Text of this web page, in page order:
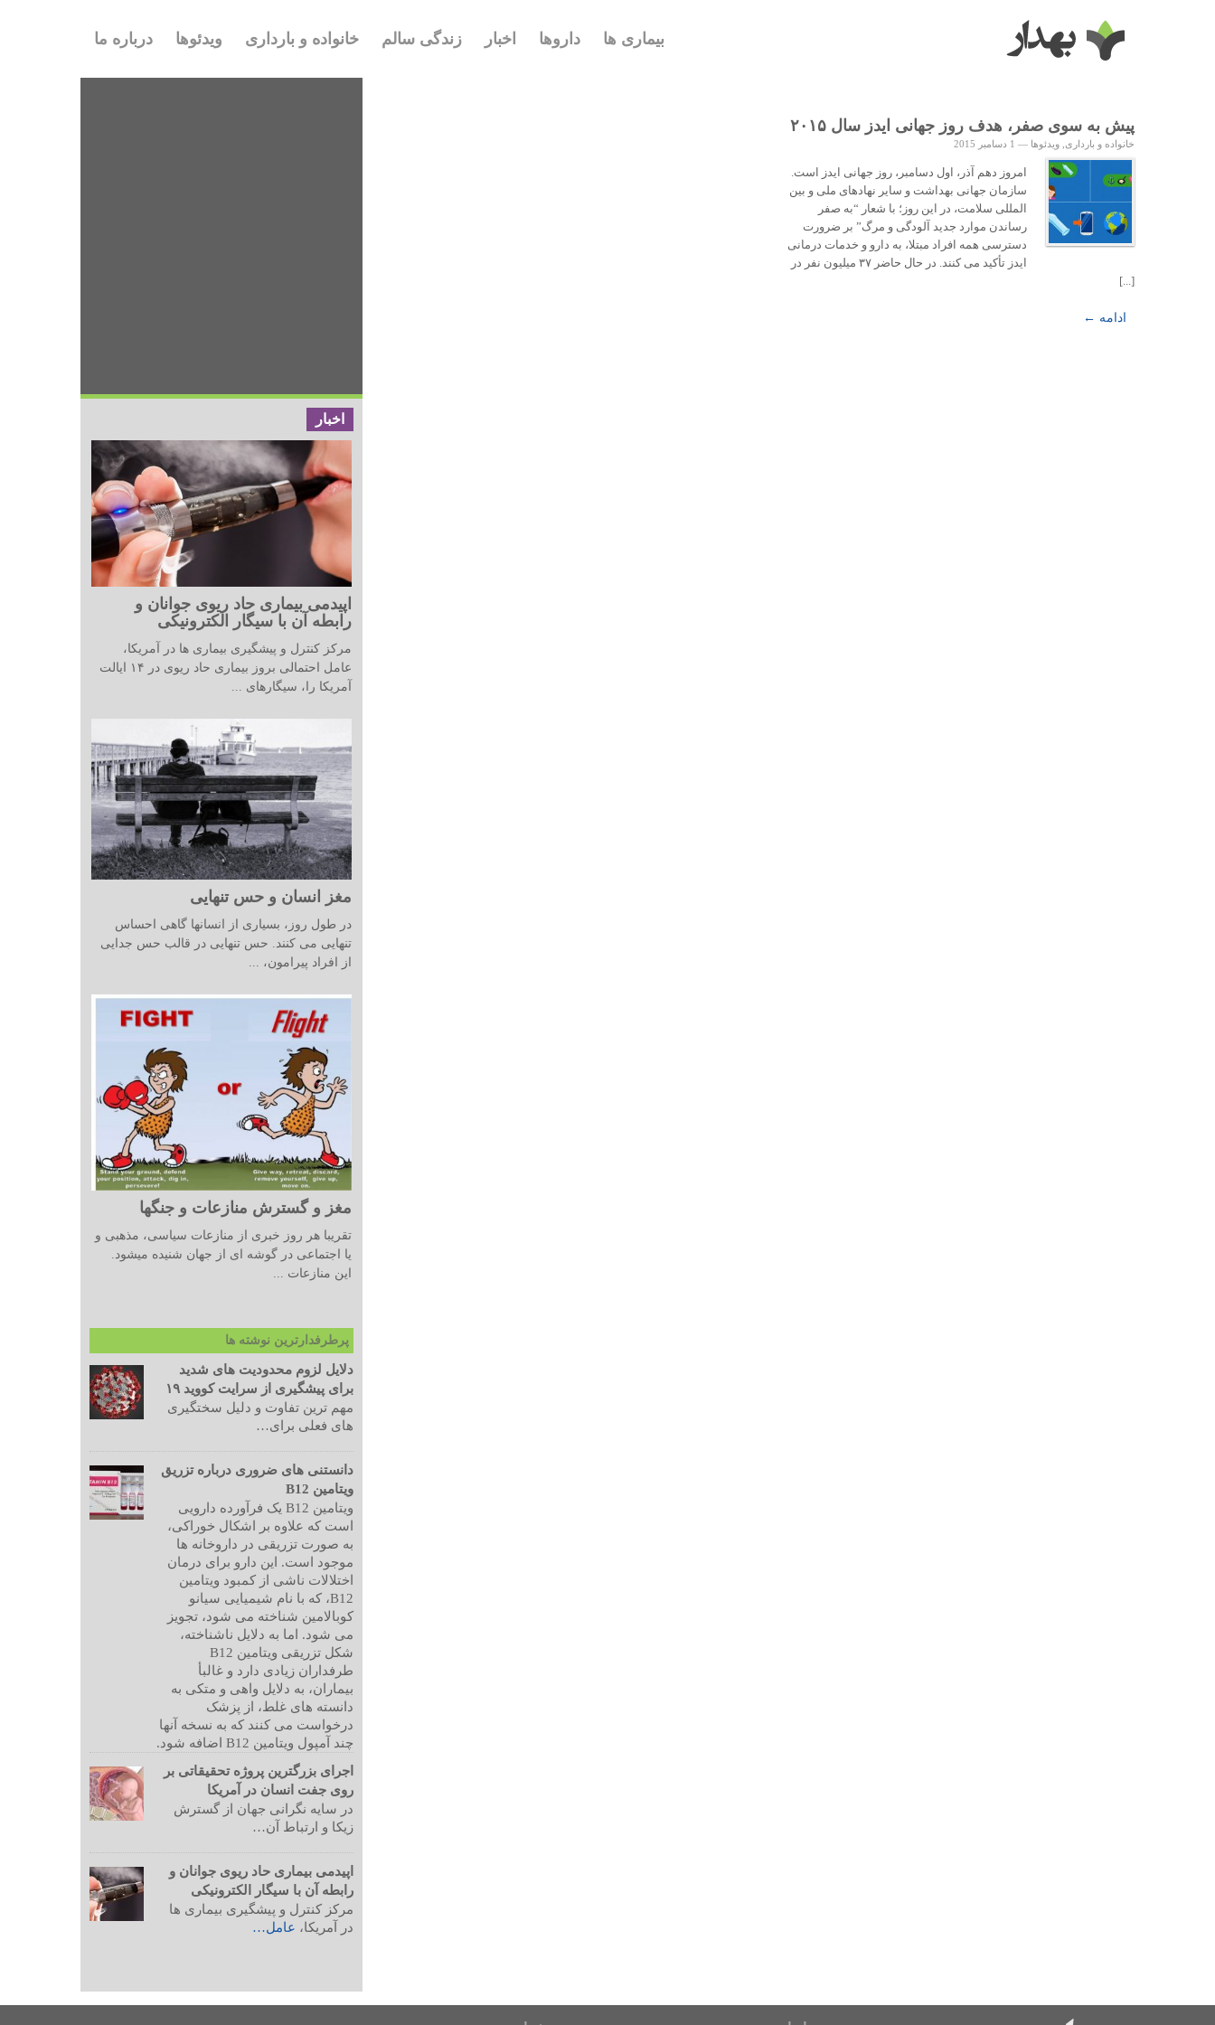
بیماری ها داروها اخبار زندگی سالم خانواده و بارداری ویدئوها درباره ما
پیش به سوی صفر، هدف روز جهانی ایدز سال ۲۰۱۵
خانواده و بارداری ویدئوها — 1 دسامبر 2015
امروز دهم آذر، اول دسامبر، روز جهانی ایدز است.
سازمان جهانی بهداشت و سایر نهادهای ملی و بین
المللی سلامت، در این روز؛ با شعار “به صفر
رساندن موارد جدید آلودگی و مرگ” بر ضرورت
دسترسی همه افراد مبتلا، به دارو و خدمات درمانی
ایدز تأکید می کنند. در حال حاضر ۳۷ میلیون نفر در
[...]
ادامه ←
اخبار
اپیدمی بیماری حاد ریوی جوانان و
رابطه آن با سیگار الکترونیکی
مرکز کنترل و پیشگیری بیماری ها در آمریکا،
عامل احتمالی بروز بیماری حاد ریوی در ۱۴ ایالت
آمریکا را، سیگارهای ...
مغز انسان و حس تنهایی
در طول روز، بسیاری از انسانها گاهی احساس
تنهایی می کنند. حس تنهایی در قالب حس جدایی
از افراد پیرامون، ...
مغز و گسترش منازعات و جنگها
تقریبا هر روز خبری از منازعات سیاسی، مذهبی و
یا اجتماعی در گوشه ای از جهان شنیده میشود.
این منازعات ...
پرطرفدارترین نوشته ها
دلایل لزوم محدودیت های شدید
برای پیشگیری از سرایت کووید ۱۹
مهم ترین تفاوت و دلیل سختگیری
های فعلی برای…
دانستنی های ضروری درباره تزریق
ویتامین B12
ویتامین B12 یک فرآورده دارویی
است که علاوه بر اشکال خوراکی،
به صورت تزریقی در داروخانه ها
موجود است. این دارو برای درمان
اختلالات ناشی از کمبود ویتامین
B12، که با نام شیمیایی سیانو
کوبالامین شناخته می شود، تجویز
می شود. اما به دلایل ناشناخته،
شکل تزریقی ویتامین B12
طرفداران زیادی دارد و غالبأ
بیماران، به دلایل واهی و متکی به
دانسته های غلط، از پزشک
درخواست می کنند که به نسخه آنها
چند آمپول ویتامین B12 اضافه شود.
اجرای بزرگترین پروژه تحقیقاتی بر
روی جفت انسان در آمریکا
در سایه نگرانی جهان از گسترش
زیکا و ارتباط آن…
اپیدمی بیماری حاد ریوی جوانان و
رابطه آن با سیگار الکترونیکی
مرکز کنترل و پیشگیری بیماری ها
در آمریکا، عامل…